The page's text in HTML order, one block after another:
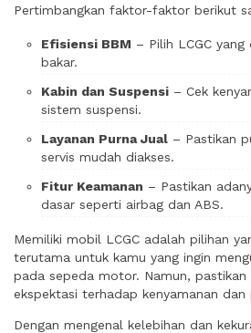
Pertimbangkan faktor-faktor berikut
Efisiensi BBM – Pilih LCGC
bakar.
Kabin dan Suspensi – Cek
sistem suspensi.
Layanan Purna Jual – Pastikan
servis mudah diakses.
Fitur Keamanan – Pastikan
dasar seperti airbag dan ABS.
Memiliki mobil LCGC adalah pilihan
terutama untuk kamu yang ingin
pada sepeda motor. Namun, pastikan
ekspektasi terhadap kenyamanan
Dengan mengenal kelebihan dan